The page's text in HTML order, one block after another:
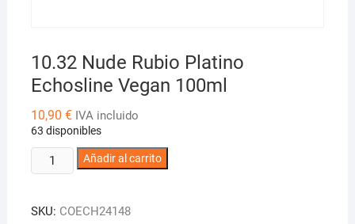
10.32 Nude Rubio Platino
Echosline Vegan 100ml
10,90 € IVA incluido
63 disponibles
10.32
Nude
Platino
Añadir al carrito
SKU: COECH24148